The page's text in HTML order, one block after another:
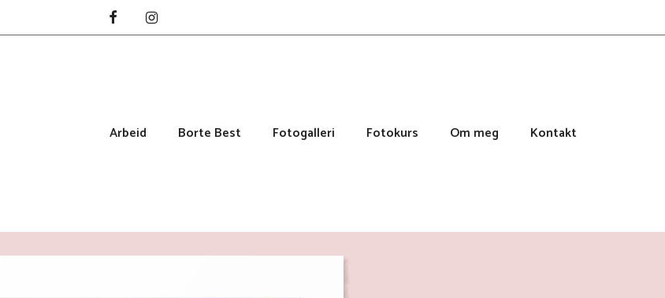
Arbeid Borte Best Fotogalleri Fotokurs Om meg Kontakt